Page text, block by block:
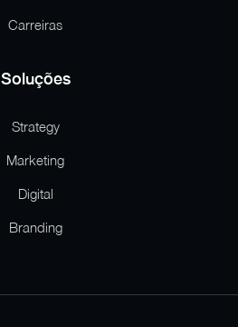
Carreiras
Soluções
Strategy
Marketing
Digital
Branding